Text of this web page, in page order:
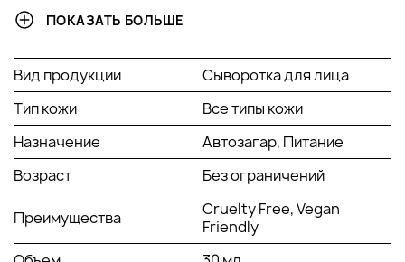
морщины.
эпидермиса, противодействует старению кожи,
оказывает противовоспалительное и успокаивающее
Масло ши - стимулирует синтез коллагена и эластина,
усиливает защитные функции эпидермиса, оказывает
противовоспалительное и омолаживающее
действия, питает кожу полезными компонентами.
Масло какао - повышает эластичность и упругость,
замедляет старение кожи, восстанавливает
полноценную работу сальных желез.
Масло камелии - защищает коллаген от вредного
ПОКАЗАТЬ БОЛЬШЕ
Вид продукции
Сыворотка для лица
Тип кожи
Все типы кожи
Назначение
Автозагар, Питание
Возраст
Без ограничений
Преимущества
Cruelty Free, Vegan
Friendly